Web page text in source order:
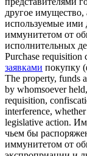
другое имущество,
используемые ими
иммунитетом от
исполнительных
Purchase requisition
заявками покупку
The property, funds
by whomsoever
requisition,
interference,
legislative action.
чьем бы
иммунитетом от